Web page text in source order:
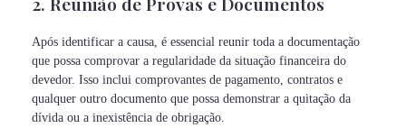
Após identificar a causa, é essencial reunir toda a documentação
que possa comprovar a regularidade da situação financeira do
devedor. Isso inclui comprovantes de pagamento, contratos e
qualquer outro documento que possa demonstrar a quitação da
dívida ou a inexistência de obrigação.